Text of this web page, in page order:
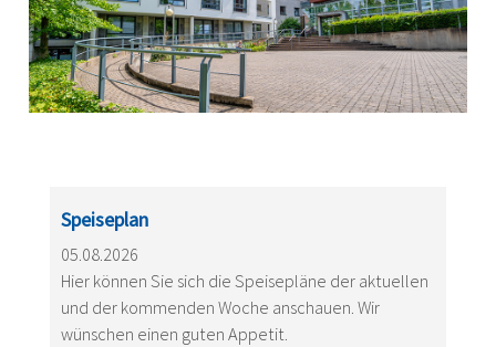
Speiseplan
05.08.2026
Hier können Sie sich die Speisepläne der aktuellen
und der kommenden Woche anschauen. Wir
wünschen einen guten Appetit.